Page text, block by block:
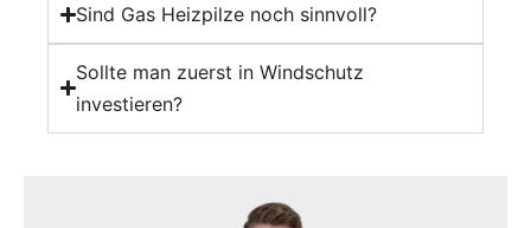
Sind Gas Heizpilze noch sinnvoll?
Sollte man zuerst in Windschutz
investieren?